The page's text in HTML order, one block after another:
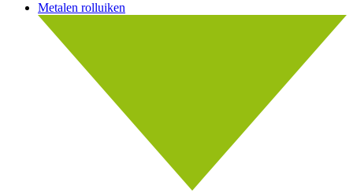
Metalen rolluiken